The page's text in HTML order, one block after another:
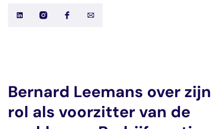
documenten
Alle relevante
certificerings- en
Ontdek wat
certificering als
makelaar inhoudt
Bernard Leemans over zijn
rol als voorzitter van de